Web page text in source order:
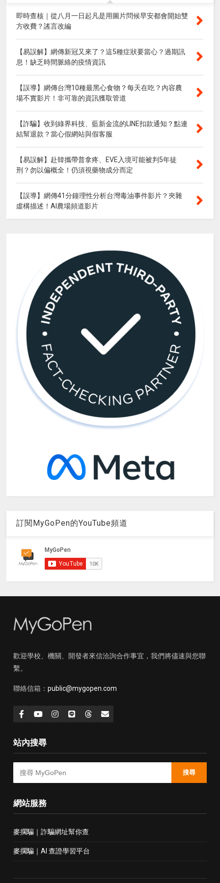
即時查核｜從八月一日起凡是用圖片問候早安都會開始雙
方收費？謠言改編
【易誤解】網傳新冠又來了？這5種症狀要當心？過期訊
息！缺乏時間脈絡的疫情資訊
【誤導】網傳台灣10種最黑心食物？每天在吃？內容農
場不實影片！非可靠的資訊獲取管道
【詐騙】收到綠界科技、藍新金流的LINE扣款通知？點連
結幫退款？當心假網站與假客服
【易誤解】赴韓攜帶普拿疼、EVE入境可能被判5年徒
刑？勿以偏概全！仍須視藥物成分而定
【誤導】網傳41分鐘理性分析台灣毒油事件影片？夾雜
虛構描述！AI農場頻道影片
訂閱MyGoPen的YouTube頻道
歡迎學校、機關、開發者來信洽詢合作事宜，我們將儘速與您聯
繫。
聯絡信箱： public@mygopen.com
站內搜尋
搜尋
網站服務
麥擱騙｜詐騙網址幫你查
麥擱騙｜AI 查證學習平台